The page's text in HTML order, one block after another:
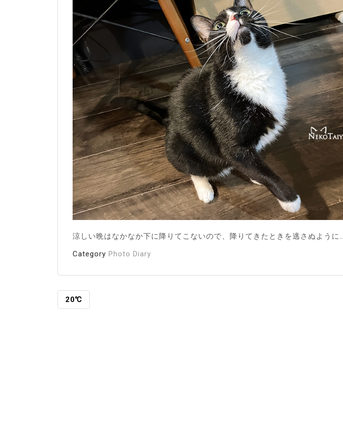
涼しい晩はなかなか下に降りてこないので、降りてきたときを逃さぬように…
Category Photo Diary
投
20℃